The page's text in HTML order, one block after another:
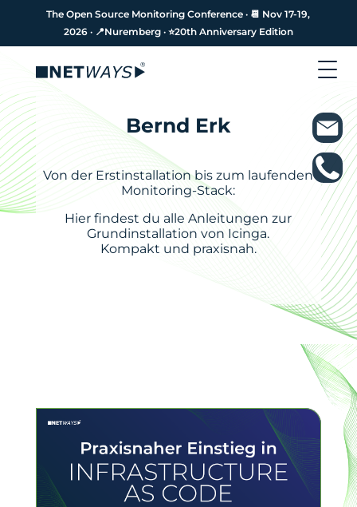
The Open Source Monitoring Conference · 📆 Nov 17-19,
2026 · 📍Nuremberg · ⭐️20th Anniversary Edition
The Open Source Monitoring Conference · 📆 Nov 17-19,
2026 · 📍Nuremberg · ⭐️20th Anniversary Edition
Bernd Erk
Von der Erstinstallation bis zum laufenden
Monitoring-Stack:
Hier findest du alle Anleitungen zur
Grundinstallation von Icinga.
Kompakt und praxisnah.